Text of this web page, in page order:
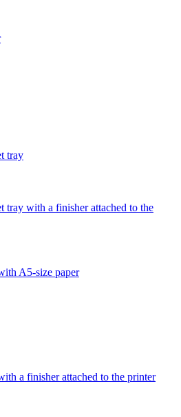
tray
tray with a finisher attached to the
A5‑size paper
a finisher attached to the printer